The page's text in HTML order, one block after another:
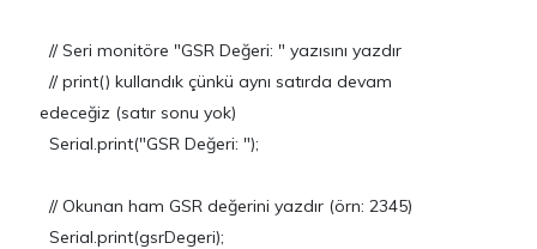
// Seri monitöre "GSR Değeri: " yazısını yazdır
// print() kullandık çünkü aynı satırda devam
edeceğiz (satır sonu yok)
Serial.print("GSR Değeri: ");
// Okunan ham GSR değerini yazdır (örn: 2345)
Serial.print(gsrDegeri);